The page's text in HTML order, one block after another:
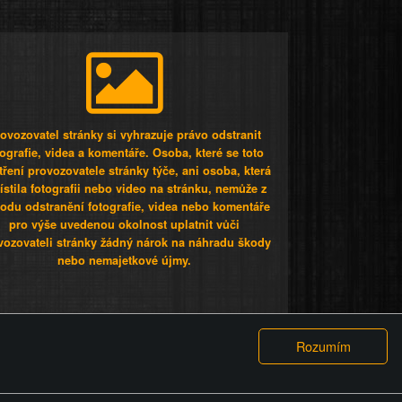
stránky si vyhrazuje právo odstranit
videa a komentáře. Osoba, které se toto
provozovatele stránky týče, ani osoba, která
fotografii nebo video na stránku, nemůže z
odstranění fotografie, videa nebo komentáře
pro výše uvedenou okolnost uplatnit vůči
stránky žádný nárok na náhradu škody
nebo nemajetkové újmy.
GDPR COOKIES